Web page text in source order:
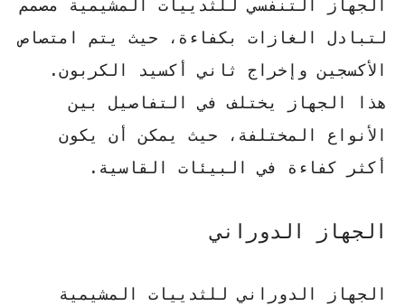
الجهاز التنفسي للثدييات المشيمية مصمم
لتبادل الغازات بكفاءة، حيث يتم امتصاص
الأكسجين وإخراج ثاني أكسيد الكربون.
هذا الجهاز يختلف في التفاصيل بين
الأنواع المختلفة، حيث يمكن أن يكون
أكثر كفاءة في البيئات القاسية.
الجهاز الدوراني
الجهاز الدوراني للثدييات المشيمية